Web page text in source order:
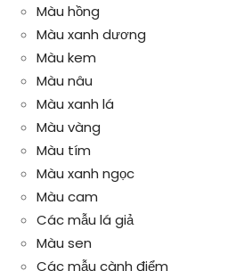
Màu hồng
Màu xanh dương
Màu kem
Màu nâu
Màu xanh lá
Màu vàng
Màu tím
Màu xanh ngọc
Màu cam
Các mẫu lá giả
Màu sen
Các mẫu cành điểm